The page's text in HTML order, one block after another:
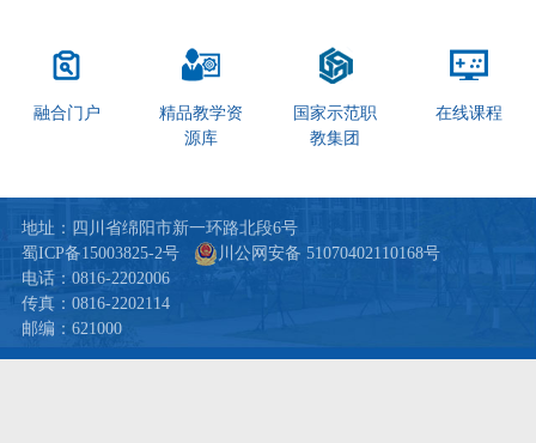
融合门户
精品教学资
源库
国家示范职
教集团
在线课程
地址：四川省绵阳市新一环路北段6号
蜀ICP备15003825-2号
川公网安备 51070402110168号
电话：0816-2202006
传真：0816-2202114
邮编：621000